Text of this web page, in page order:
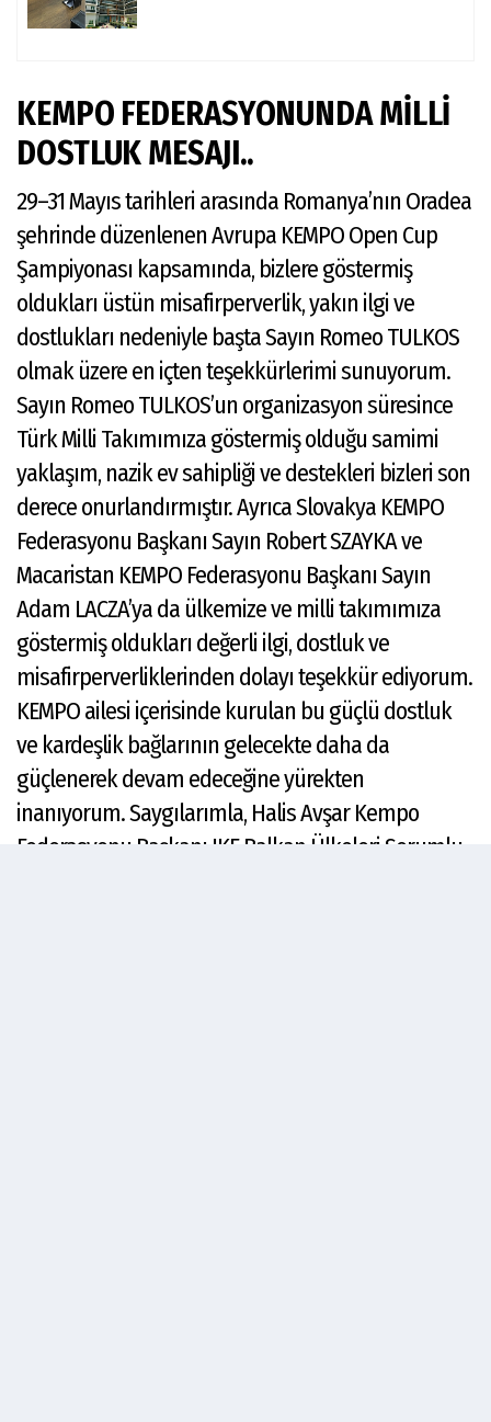
KEMPO FEDERASYONUNDA MİLLİ
DOSTLUK MESAJI..
29–31 Mayıs tarihleri arasında Romanya’nın Oradea
şehrinde düzenlenen Avrupa KEMPO Open Cup
Şampiyonası kapsamında, bizlere göstermiş
oldukları üstün misafirperverlik, yakın ilgi ve
dostlukları nedeniyle başta Sayın Romeo TULKOS
olmak üzere en içten teşekkürlerimi sunuyorum.
Sayın Romeo TULKOS’un organizasyon süresince
Türk Milli Takımımıza göstermiş olduğu samimi
yaklaşım, nazik ev sahipliği ve destekleri bizleri son
derece onurlandırmıştır. Ayrıca Slovakya KEMPO
Federasyonu Başkanı Sayın Robert SZAYKA ve
Macaristan KEMPO Federasyonu Başkanı Sayın
Adam LACZA’ya da ülkemize ve milli takımımıza
göstermiş oldukları değerli ilgi, dostluk ve
misafirperverliklerinden dolayı teşekkür ediyorum.
KEMPO ailesi içerisinde kurulan bu güçlü dostluk
ve kardeşlik bağlarının gelecekte daha da
güçlenerek devam edeceğine yürekten
inanıyorum. Saygılarımla, Halis Avşar Kempo
Federasyonu Başkanı IKF Balkan Ülkeleri Sorumlu